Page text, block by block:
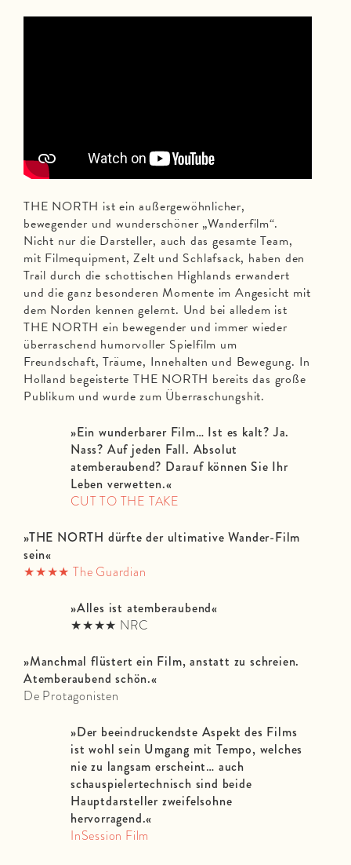
THE NORTH ist ein außergewöhnlicher,
bewegender und wunderschöner „Wanderfilm“.
Nicht nur die Darsteller, auch das gesamte Team,
mit Filmequipment, Zelt und Schlafsack, haben den
Trail durch die schottischen Highlands erwandert
und die ganz besonderen Momente im Angesicht mit
dem Norden kennen gelernt. Und bei alledem ist
THE NORTH ein bewegender und immer wieder
überraschend humorvoller Spielfilm um
Freundschaft, Träume, Innehalten und Bewegung. In
Holland begeisterte THE NORTH bereits das große
Publikum und wurde zum Überraschungshit.
»Ein wunderbarer Film… Ist es kalt? Ja.
Nass? Auf jeden Fall. Absolut
atemberaubend? Darauf können Sie Ihr
Leben verwetten.«
CUT TO THE TAKE
»THE NORTH dürfte der ultimative Wander-Film
sein«
★★★★ The Guardian
»Alles ist atemberaubend«
★★★★ NRC
»Manchmal flüstert ein Film, anstatt zu schreien.
Atemberaubend schön.«
De Protagonisten
»Der beeindruckendste Aspekt des Films
ist wohl sein Umgang mit Tempo, welches
nie zu langsam erscheint… auch
schauspielertechnisch sind beide
Hauptdarsteller zweifelsohne
hervorragend.«
InSession Film